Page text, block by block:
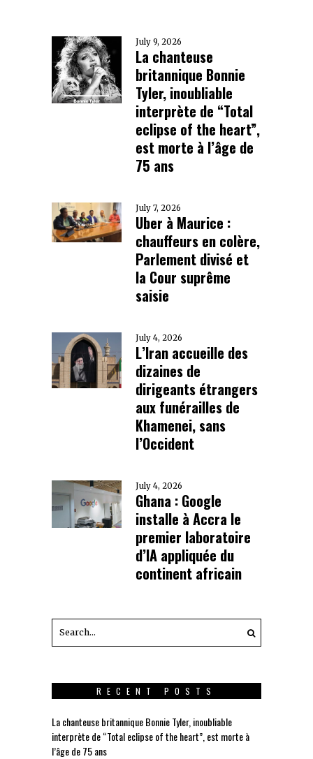
July 9, 2026
La chanteuse
britannique Bonnie
Tyler, inoubliable
interprète de “Total
eclipse of the heart”,
est morte à l’âge de
75 ans
July 7, 2026
Uber à Maurice :
chauffeurs en colère,
Parlement divisé et
la Cour suprême
saisie
July 4, 2026
L’Iran accueille des
dizaines de
dirigeants étrangers
aux funérailles de
Khamenei, sans
l’Occident
July 4, 2026
Ghana : Google
installe à Accra le
premier laboratoire
d’IA appliquée du
continent africain
RECENT POSTS
La chanteuse britannique Bonnie Tyler, inoubliable
interprète de “Total eclipse of the heart”, est morte à
l’âge de 75 ans